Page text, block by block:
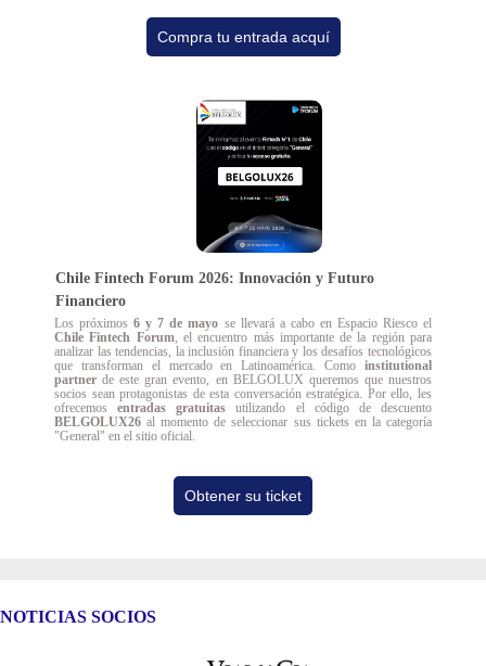
Compra tu entrada acquí
Chile Fintech Forum 2026: Innovación y Futuro
Financiero
Los próximos6 y 7 de mayo se llevará a cabo en Espacio Riesco el
Chile Fintech Forum, el encuentro más importante de la región para
analizar las tendencias, la inclusión financiera y los desafíos tecnológicos
que transforman el mercado en Latinoamérica. Como institutional
partnerde este gran evento, en BELGOLUX queremos que nuestros
socios sean protagonistas de esta conversación estratégica. Por ello, les
ofrecemosentradas gratuitas utilizando el código de descuento
BELGOLUX26 al momento de seleccionar sus tickets en la categoría
"General" en el sitio oficial.
Obtener su ticket
NOTICIAS SOCIOS